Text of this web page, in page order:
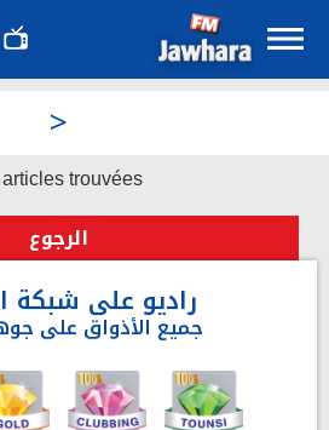
>
articles trouvées
الرجوع
راديو على شبكة
جميع الأذواق على